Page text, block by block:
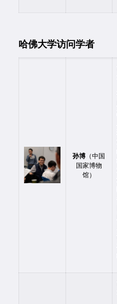
哈佛大学访问学者
孙博 （中国
国家博物
馆）